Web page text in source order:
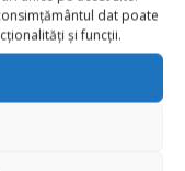
dat poate
și funcții.
„Balon Folie